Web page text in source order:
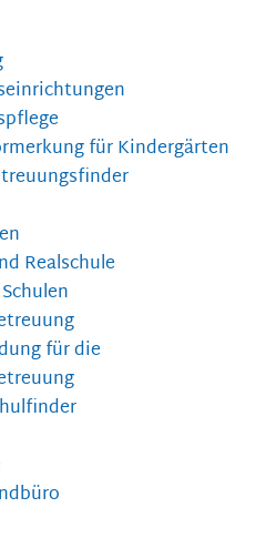
für Kindergärten
Realschule
für die